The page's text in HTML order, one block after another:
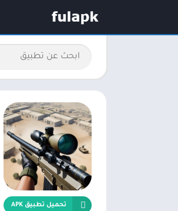
تحميل تطبيق APK